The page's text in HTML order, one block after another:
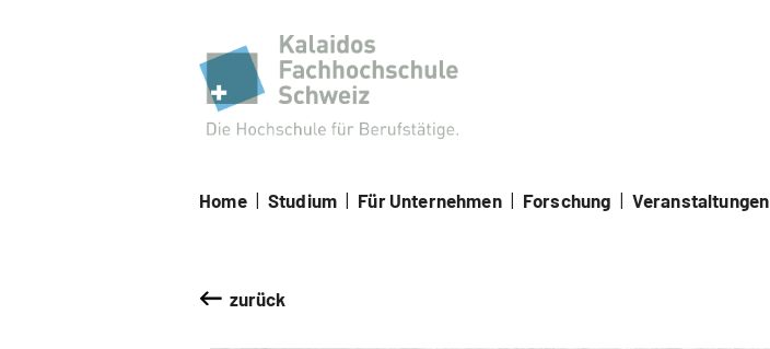
Home Studium Für Unternehmen Forschung Veranstaltungen
zurück